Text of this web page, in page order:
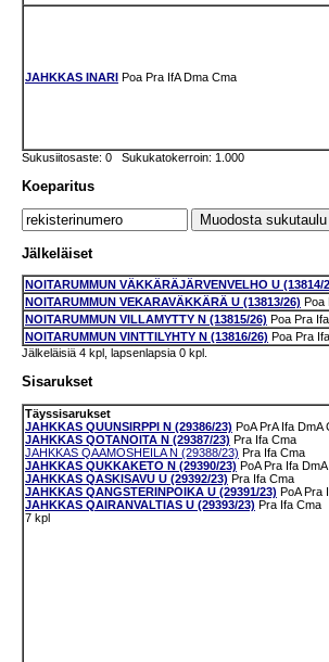
JAHKKAS INARI Poa Pra IfA Dma Cma
Sukusiitosaste: 0 Sukukatokerroin: 1.000
Koeparitus
Jälkeläiset
NOITARUMMUN VÄKKÄRÄJÄRVENVELHO U (13814/
NOITARUMMUN VEKARAVÄKKÄRÄ U (13813/26) Poa
NOITARUMMUN VILLAMYTTY N (13815/26) Poa Pra Ifa
NOITARUMMUN VINTTILYHTY N (13816/26) Poa Pra Ifa
Jälkeläisiä 4 kpl, lapsenlapsia 0 kpl.
Sisarukset
Täyssisarukset
JAHKKAS QUUNSIRPPI N (29386/23) PoA PrA Ifa DmA
JAHKKAS QOTANOITA N (29387/23) Pra Ifa Cma
JAHKKAS QAAMOSHEILA N (29388/23) Pra Ifa Cma
JAHKKAS QUKKAKETO N (29390/23) PoA Pra Ifa DmA
JAHKKAS QASKISAVU U (29392/23) Pra Ifa Cma
JAHKKAS QANGSTERINPOIKA U (29391/23) PoA Pra
JAHKKAS QAIRANVALTIAS U (29393/23) Pra Ifa Cma
7 kpl